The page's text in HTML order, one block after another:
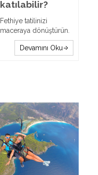
katılabilir?
Fethiye tatilinizi
maceraya dönüştürün.
Devamını Oku